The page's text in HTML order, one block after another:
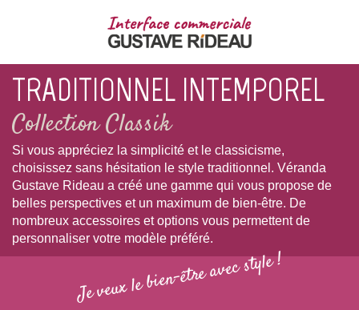
TRADITIONNEL INTEMPOREL
Collection Classik
Si vous appréciez la simplicité et le classicisme,
choisissez sans hésitation le style traditionnel. Véranda
Gustave Rideau a créé une gamme qui vous propose de
belles perspectives et un maximum de bien-être. De
nombreux accessoires et options vous permettent de
personnaliser votre modèle préféré.
Je veux le bien-être avec style !